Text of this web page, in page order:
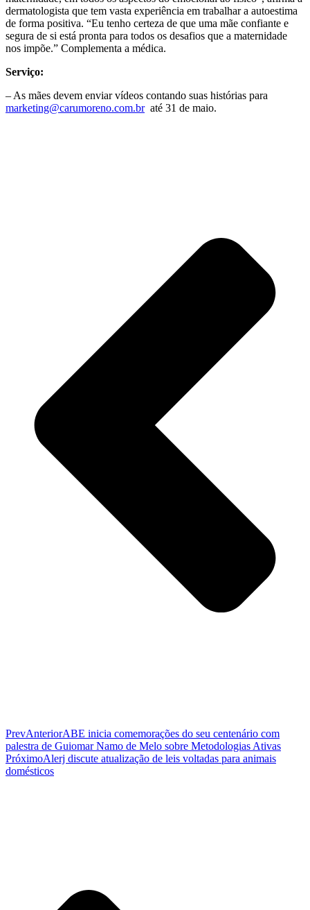
dermatologista que tem vasta experiência em trabalhar a autoestima
de forma positiva. “Eu tenho certeza de que uma mãe confiante e
segura de si está pronta para todos os desafios que a maternidade
nos impõe.” Complementa a médica.
Serviço:
– As mães devem enviar vídeos contando suas histórias para
marketing@carumoreno.com.braté 31 de maio.
PrevAnteriorABE inicia comemorações do seu centenário com
palestra de Guiomar Namo de Melo sobre Metodologias Ativas
PróximoAlerj discute atualização de leis voltadas para animais
domésticos